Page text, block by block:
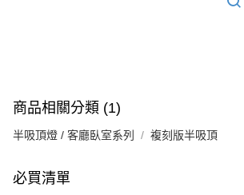
商品相關分類 (1)
半吸頂燈 / 客廳臥室系列 複刻版半吸頂
必買清單